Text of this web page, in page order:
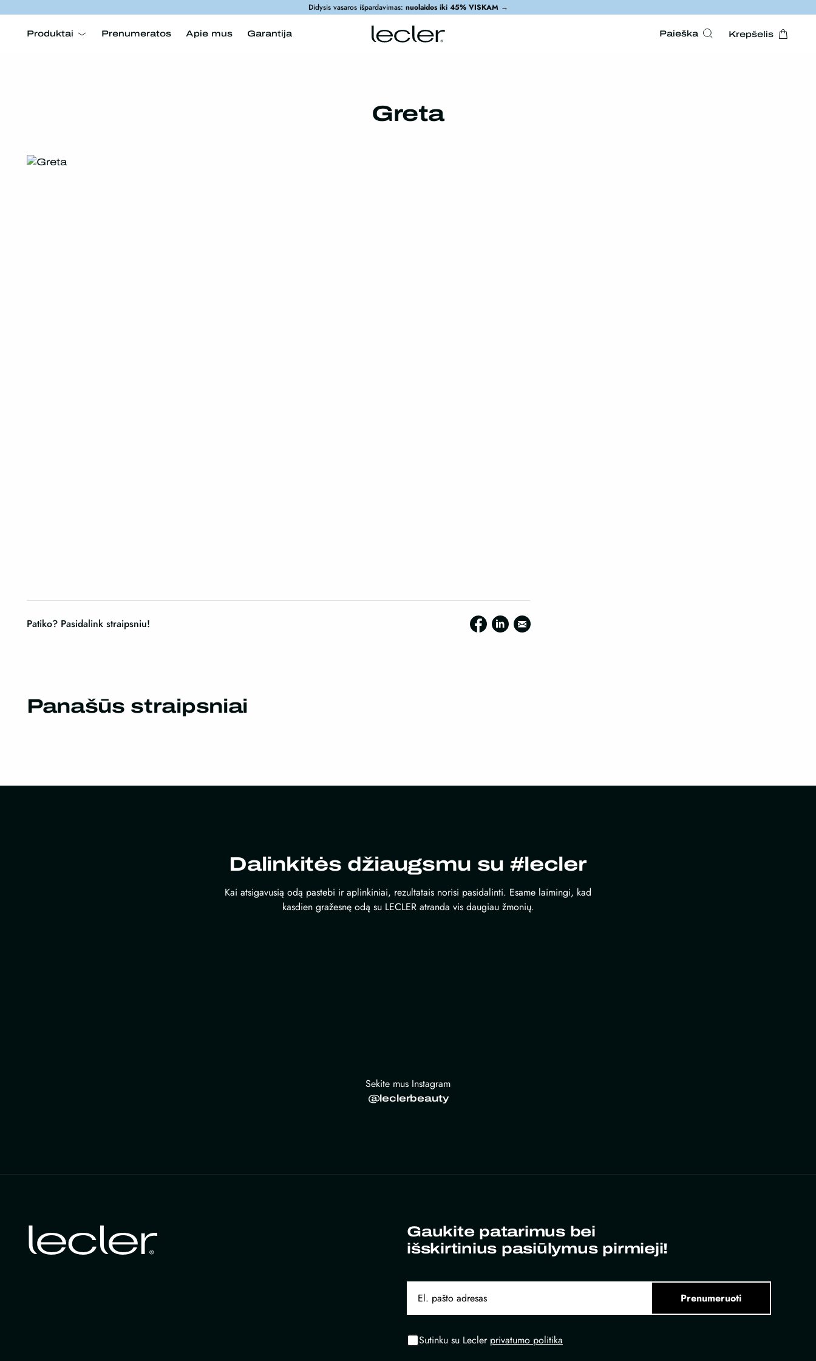
Didysis vasaros išpardavimas: nuolaidos iki 45% VISKAM→
Produktai Prenumeratos Apie mus Garantija Paieška Krepšelis
Greta
Patiko? Pasidalink straipsniu!
Panašūs straipsniai
Dalinkitės džiaugsmu su #lecler
Kai atsigavusią odą pastebi ir aplinkiniai, rezultatais norisi pasidalinti. Esame laimingi, kad
kasdien gražesnę odą su LECLER atranda vis daugiau žmonių.
Sekite mus Instagram
@leclerbeauty
Gaukite patarimus bei
išskirtinius pasiūlymus pirmieji!
Prenumeruoti
Sutinku su Lecler privatumo politika